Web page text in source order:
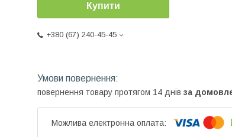
Купити
+380 (67) 240-45-45
повернення товару протягом 14 днів за